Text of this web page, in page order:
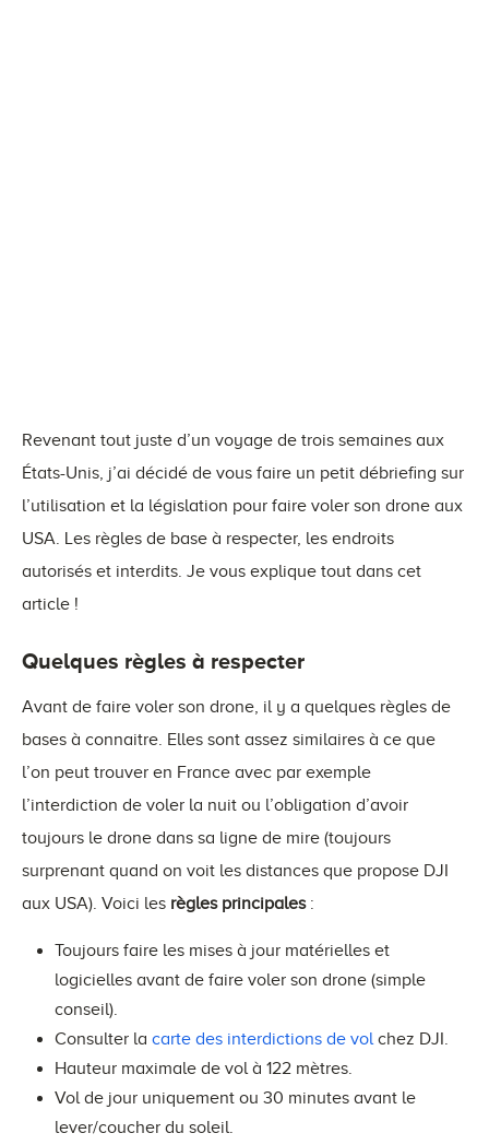
Revenant tout juste d’un voyage de trois semaines aux
États-Unis, j’ai décidé de vous faire un petit débriefing sur
l’utilisation et la législation pour faire voler son drone aux
USA. Les règles de base à respecter, les endroits
autorisés et interdits. Je vous explique tout dans cet
article !
Quelques règles à respecter
Avant de faire voler son drone, il y a quelques règles de
bases à connaitre. Elles sont assez similaires à ce que
l’on peut trouver en France avec par exemple
l’interdiction de voler la nuit ou l’obligation d’avoir
toujours le drone dans sa ligne de mire (toujours
surprenant quand on voit les distances que propose DJI
aux USA). Voici les règles principales:
Toujours faire les mises à jour matérielles et
logicielles avant de faire voler son drone (simple
conseil).
Consulter la carte des interdictions de volchez DJI.
Hauteur maximale de vol à 122 mètres.
Vol de jour uniquement ou 30 minutes avant le
lever/coucher du soleil.